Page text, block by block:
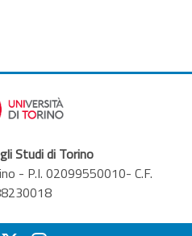
Studi di Torino
- P.I. 02099550010- C.F.